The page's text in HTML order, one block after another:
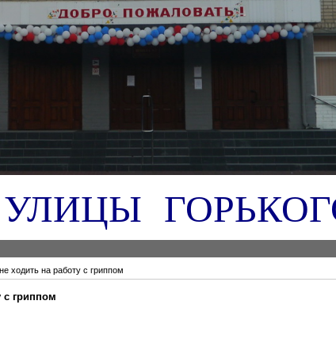
ходить на работу с гриппом
с гриппом